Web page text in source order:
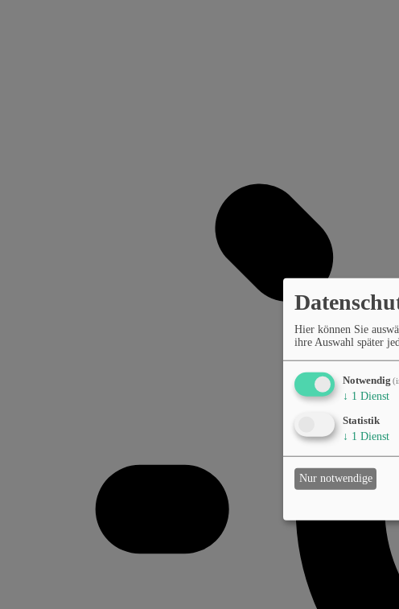
Hier können Sie
ihre Auswahl später
Notwendig
↓ 1 Dienst
Statistik
↓ 1 Dienst
Nur notwendige